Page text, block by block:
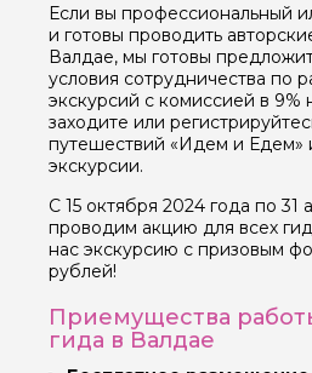
Если вы профессиональный
и готовы проводить
Валдае, мы готовы
условия сотрудничества по
экскурсий с комиссией в 9%
заходите или
путешествий «Идем и Едем»
экскурсии.
С 15 октября 2024 года по 31
проводим акцию для всех
нас экскурсию с призовым
рублей!
Приемущества
гида в Валдае